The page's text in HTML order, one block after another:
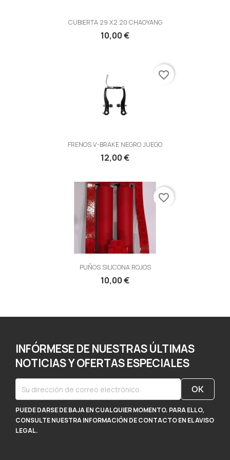
CUBIERTA 29 X2.20 CHAOYANG
10,00 €
FRENOS V-BRAKE NEGRO JUEGO
12,00 €
favorite_border
PUÑOS SILICONA ROJOS
10,00 €
favorite_border
INFÓRMESE DE NUESTRAS ÚLTIMAS
NOTICIAS Y OFERTAS ESPECIALES
PUEDE DARSE DE BAJA EN CUALQUIER MOMENTO. PARA ELLO,
CONSULTE NUESTRA INFORMACIÓN DE CONTACTO EN EL AVISO
LEGAL.